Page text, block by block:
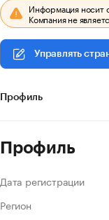
Информация носит
Компания не
Управлять
Профиль
Профиль
Дата регистрации
Регион